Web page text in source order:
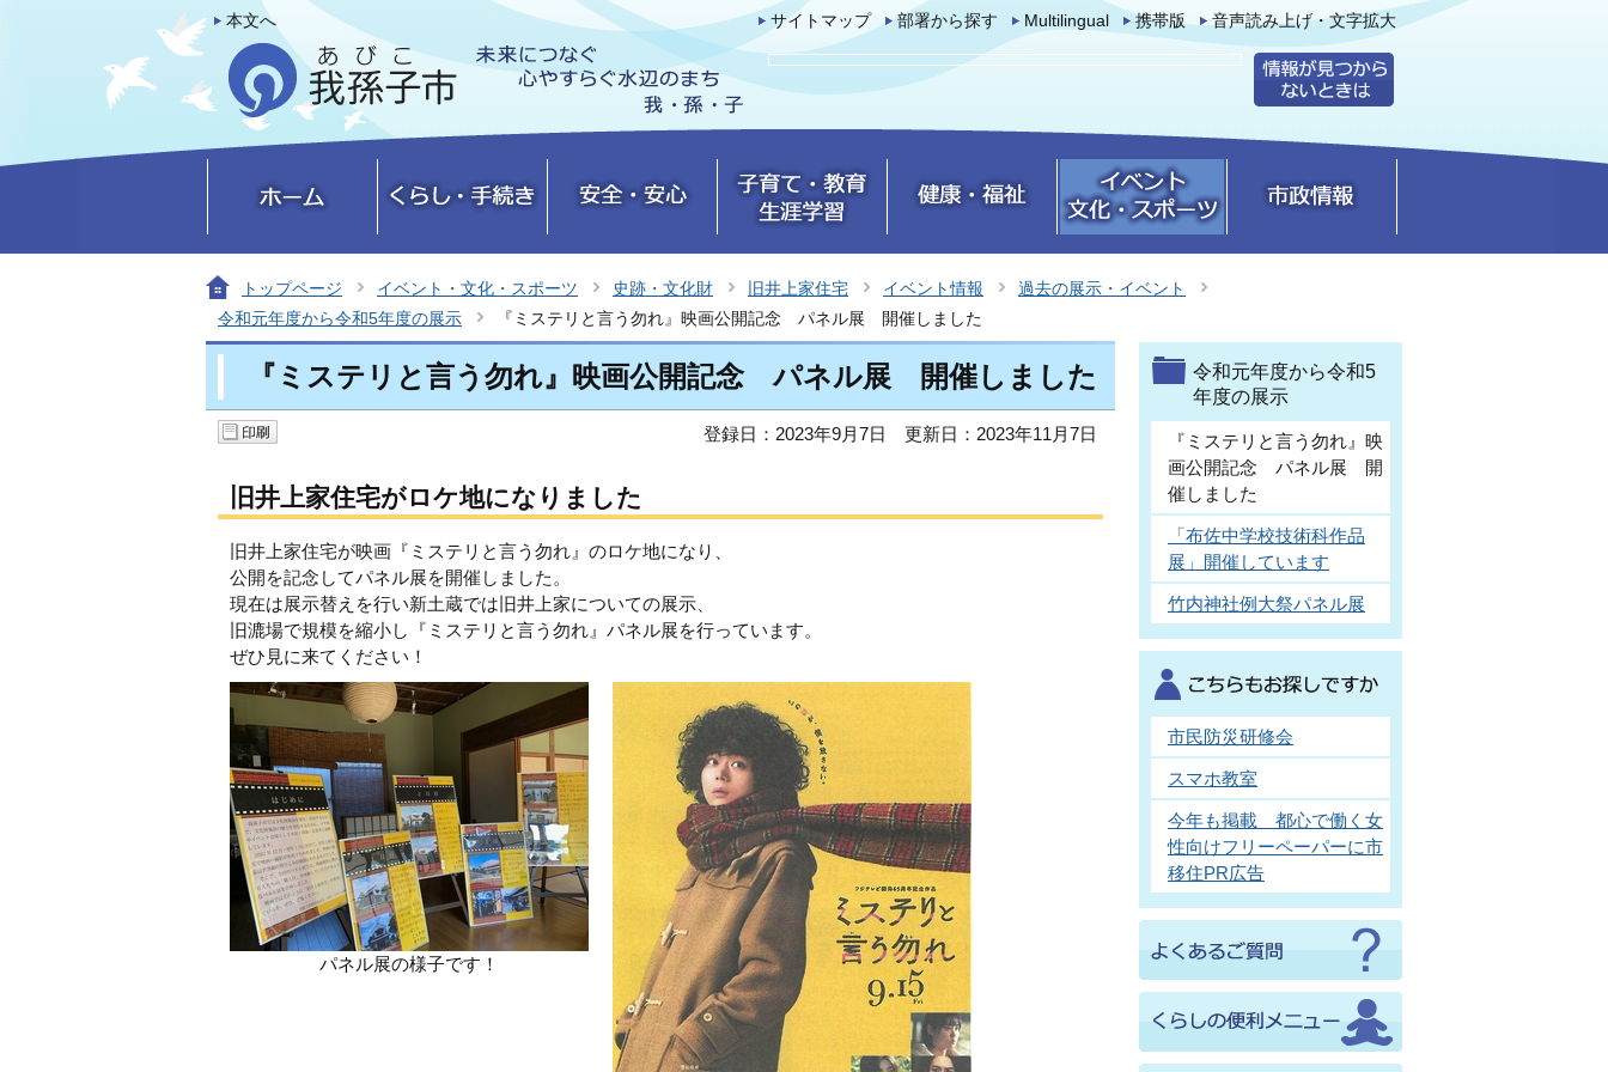
本文へ サイトマップ 部署から探す Multilingual 携帯版 音声読み上げ・文字拡大
トップページ イベント・文化・スポーツ 史跡・文化財 旧井上家住宅 イベント情報
過去の展示・イベント
令和元年度から令和5年度の展示
『ミステリと言う勿れ』映画公開記念 パネル展 開催しました
『ミステリと言う勿れ』映画公開記念 パネル展 開催しました
登録日：2023年9月7日 更新日：2023年11月7日
旧井上家住宅がロケ地になりました
旧井上家住宅が映画『ミステリと言う勿れ』のロケ地になり、
公開を記念してパネル展を開催しました。
現在は展示替えを行い新土蔵では旧井上家についての展示、
旧漉場で規模を縮小し『ミステリと言う勿れ』パネル展を行っています。
ぜひ見に来てください！
パネル展の様子です！
令和元年度から令和5
年度の展示
『ミステリと言う勿れ』映
画公開記念 パネル展 開
催しました
「布佐中学校技術科作品
展」開催しています
竹内神社例大祭パネル展
市民防災研修会
スマホ教室
今年も掲載 都心で働く女
性向けフリーペーパーに市
移住PR広告